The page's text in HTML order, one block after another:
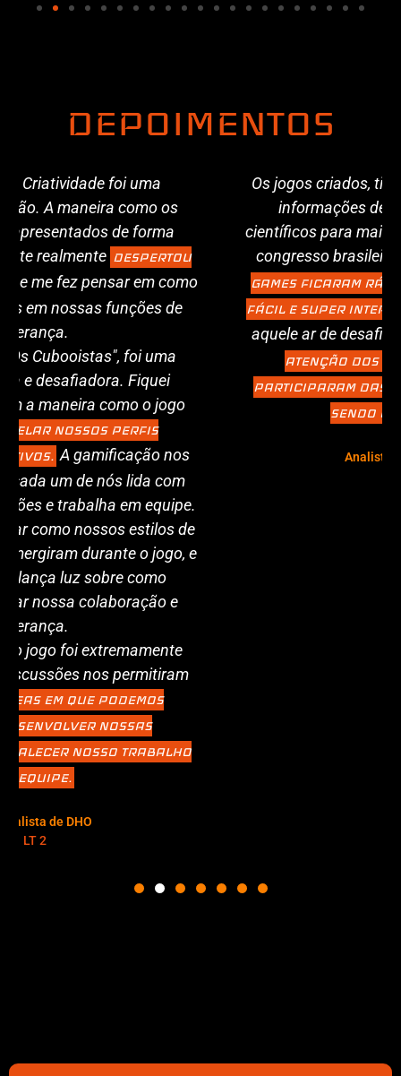
DEPOIMENTOS
Os jogos criados, tinha como objetivo passar
informações de produto e resultados
científicos para mais de 1.300 médicos em um
congresso brasileiro! E
FOI UM SUCESSO, OS
GAMES FICARAM RÁPIDOS COM UMA DINÂMICA
FÁCIL E SUPER INTERATIVOS
e divertidos, com o
aquele ar de desafio, e isso
CHAMOU MUITA A
ATENÇÃO DOS MÉDICOS, TODOS ELES
PARTICIPARAM DAS 3 ATIVAÇÕES MESMO NÃO
SENDO OBRIGATÓRIAS.
Analista de Marketing
Libbs